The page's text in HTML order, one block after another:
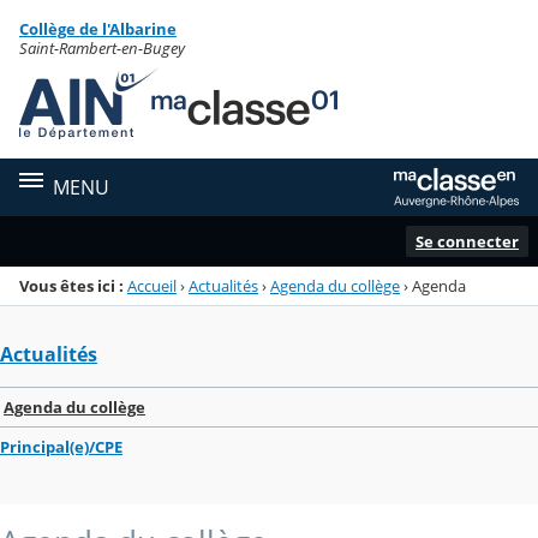
Menu de la rubrique
Contenu
Collège de l'Albarine
Saint-Rambert-en-Bugey
MENU
Se connecter
Vous êtes ici : Accueil›Actualités›Agenda du collège›Agenda
Actualités
Agenda du collège
Principal(e)/CPE